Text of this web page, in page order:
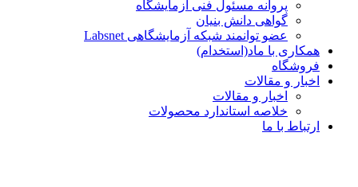
پروانه مسئول فنی آزمایشگاه
گواهی دانش بنیان
عضو توانمند شبکه آزمایشگاهی Labsnet
همکاری با ماد(استخدام)
فروشگاه
اخبار و مقالات
اخبار و مقالات
خلاصه استاندارد محصولات
ارتباط با ما